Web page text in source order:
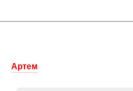
Артем